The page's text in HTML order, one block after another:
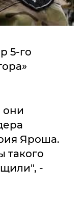
5-го
они
Яроша.
такого
-